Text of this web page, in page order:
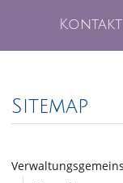
Sitemap